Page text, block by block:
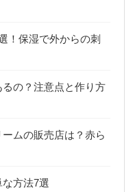
！保湿で外からの刺
の？注意点と作り方
ムの販売店は？赤ら
方法7選